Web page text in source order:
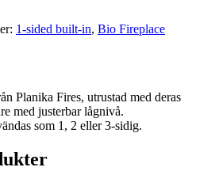
1-sided built-in, Bio Fireplace
Planika Fires, utrustad med deras
med justerbar lågnivå.
som 1, 2 eller 3-sidig.